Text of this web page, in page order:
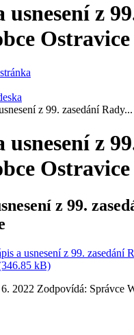
usnesení z
Ostravice
z 99. zasedání Rady...
usnesení z
Ostravice
z 99.
a usnesení z 99. zasedání
kB)
2022 Zodpovídá: Správce